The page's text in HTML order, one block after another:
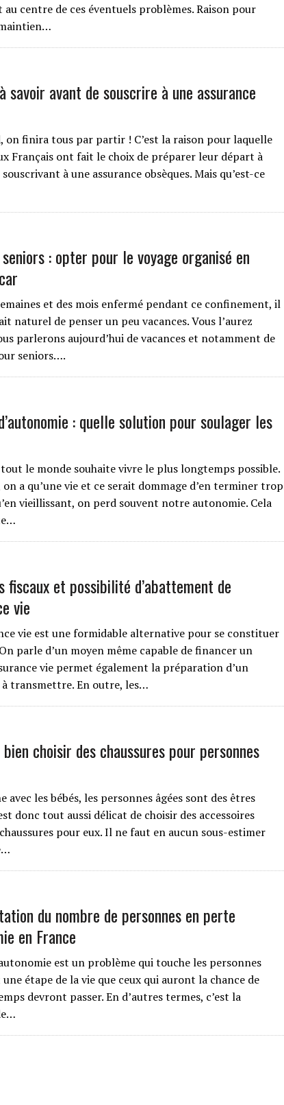
centre de ces éventuels problèmes. Raison pour
savoir avant de souscrire à une assurance
on finira tous par partir ! C’est la raison pour laquelle
Français ont fait le choix de préparer leur départ à
souscrivant à une assurance obsèques. Mais qu’est-ce
: opter pour le voyage organisé en
et des mois enfermé pendant ce confinement, il
naturel de penser un peu vacances. Vous l’aurez
parlerons aujourd’hui de vacances et notamment de
seniors….
: quelle solution pour soulager les
le monde souhaite vivre le plus longtemps possible.
a qu’une vie et ce serait dommage d’en terminer trop
vieillissant, on perd souvent notre autonomie. Cela
fiscaux et possibilité d’abattement de
vie
vie est une formidable alternative pour se constituer
parle d’un moyen même capable de financer un
vie permet également la préparation d’un
transmettre. En outre, les…
choisir des chaussures pour personnes
avec les bébés, les personnes âgées sont des êtres
donc tout aussi délicat de choisir des accessoires
pour eux. Il ne faut en aucun sous-estimer
du nombre de personnes en perte
en France
est un problème qui touche les personnes
une étape de la vie que ceux qui auront la chance de
devront passer. En d’autres termes, c’est la